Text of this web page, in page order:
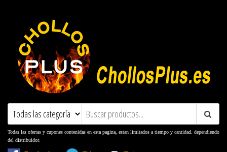
ChollosPlus.es
Ofertas, Promociones, Descuentos y
Todas las ofertas y cupones contenidas en esta pagina, estan limitados a tiempo y cantidad. dependiendo
del distribuidor.